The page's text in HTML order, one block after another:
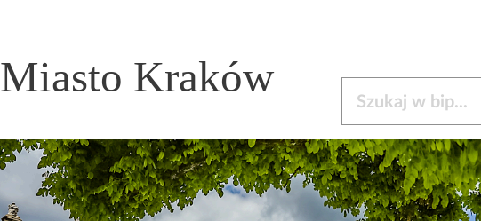
Miasto Kraków